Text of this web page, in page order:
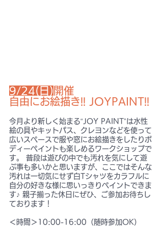
9/24(日) 開催
自由にお絵描き!! JOYPAINT!!
今月より新しく始まる“JOY PAINT”は水性
絵の具やキットパス、クレヨンなどを使って
広いスペースで服や窓にお絵描きをしたりボ
ディーペイントも楽しめるワークショップで
す。 普段は遊びの中でも汚れを気にして遊
ぶ事も多いかと思いますが、ここではそんな
汚れは一切気にせず白Tシャツをカラフルに
自分の好きな様に思いっきりペイントできま
す♪ 親子揃った休日にぜひ、ご参加お待ちし
ております！
＜時間＞10:00-16:00（随時参加OK）